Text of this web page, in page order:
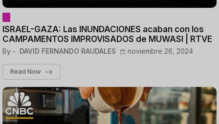
ISRAEL-GAZA: Las INUNDACIONES acaban con los
CAMPAMENTOS IMPROVISADOS de MUWASI | RTVE
By - DAVID FERNANDO RAUDALES noviembre 26, 2024
Read Now